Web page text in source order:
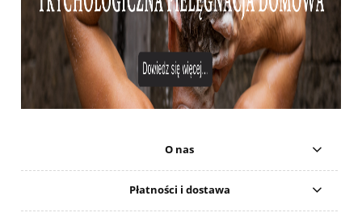
O nas
Płatności i dostawa